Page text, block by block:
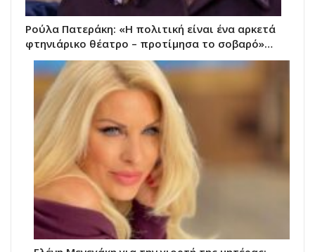
Ρούλα Πατεράκη: «Η πολιτική είναι ένα αρκετά
φτηνιάρικο θέατρο – προτίμησα το σοβαρό»…